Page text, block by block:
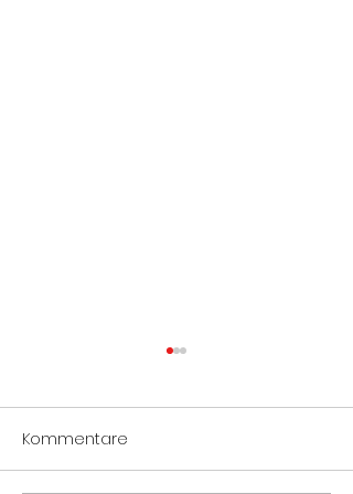
Kommentare